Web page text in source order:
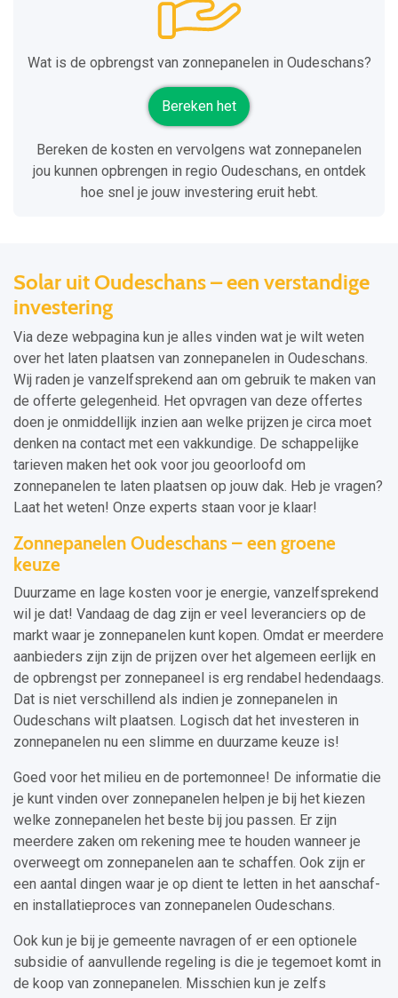
Wat is de opbrengst van zonnepanelen in Oudeschans?
Bereken het
Bereken de kosten en vervolgens wat zonnepanelen
jou kunnen opbrengen in regio Oudeschans, en ontdek
hoe snel je jouw investering eruit hebt.
Solar uit Oudeschans – een verstandige
investering
Via deze webpagina kun je alles vinden wat je wilt weten
over het laten plaatsen van zonnepanelen in Oudeschans.
Wij raden je vanzelfsprekend aan om gebruik te maken van
de offerte gelegenheid. Het opvragen van deze offertes
doen je onmiddellijk inzien aan welke prijzen je circa moet
denken na contact met een vakkundige. De schappelijke
tarieven maken het ook voor jou geoorloofd om
zonnepanelen te laten plaatsen op jouw dak. Heb je vragen?
Laat het weten! Onze experts staan voor je klaar!
Zonnepanelen Oudeschans – een groene
keuze
Duurzame en lage kosten voor je energie, vanzelfsprekend
wil je dat! Vandaag de dag zijn er veel leveranciers op de
markt waar je zonnepanelen kunt kopen. Omdat er meerdere
aanbieders zijn zijn de prijzen over het algemeen eerlijk en
de opbrengst per zonnepaneel is erg rendabel hedendaags.
Dat is niet verschillend als indien je zonnepanelen in
Oudeschans wilt plaatsen. Logisch dat het investeren in
zonnepanelen nu een slimme en duurzame keuze is!
Goed voor het milieu en de portemonnee! De informatie die
je kunt vinden over zonnepanelen helpen je bij het kiezen
welke zonnepanelen het beste bij jou passen. Er zijn
meerdere zaken om rekening mee te houden wanneer je
overweegt om zonnepanelen aan te schaffen. Ook zijn er
een aantal dingen waar je op dient te letten in het aanschaf-
en installatieproces van zonnepanelen Oudeschans.
Ook kun je bij je gemeente navragen of er een optionele
subsidie of aanvullende regeling is die je tegemoet komt in
de koop van zonnepanelen. Misschien kun je zelfs